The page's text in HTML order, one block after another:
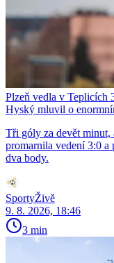
Plzeň vedla v Teplicích
Hyský mluvil o
Tři góly za devět minut,
promarnila vedení 3:0 a
dva body.
SportyŽivě
9. 8. 2026, 18:46
3 min